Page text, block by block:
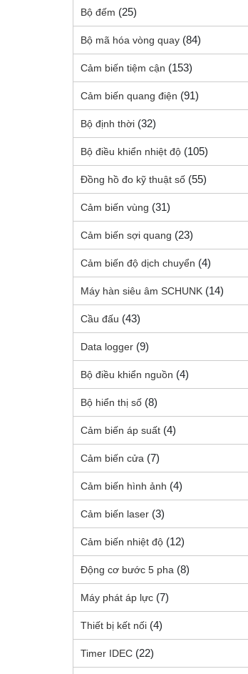
Bộ đếm (25)
Bộ mã hóa vòng quay (84)
Cảm biến tiệm cận (153)
Cảm biến quang điện (91)
Bộ định thời (32)
Bộ điều khiển nhiệt độ (105)
Đồng hồ đo kỹ thuật số (55)
Cảm biến vùng (31)
Cảm biến sợi quang (23)
Cảm biến độ dịch chuyển (4)
Máy hàn siêu âm SCHUNK (14)
Cầu đấu (43)
Data logger (9)
Bộ điều khiển nguồn (4)
Bộ hiển thị số (8)
Cảm biến áp suất (4)
Cảm biến cửa (7)
Cảm biến hình ảnh (4)
Cảm biến laser (3)
Cảm biến nhiệt độ (12)
Động cơ bước 5 pha (8)
Máy phát áp lực (7)
Thiết bị kết nối (4)
Timer IDEC (22)